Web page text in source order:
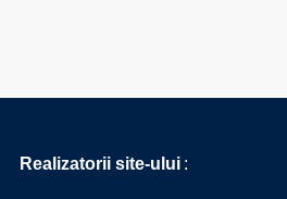
Realizatorii site-ului :